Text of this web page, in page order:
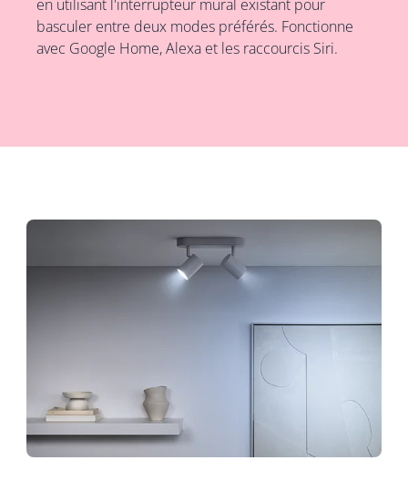
en utilisant l'interrupteur mural existant pour
basculer entre deux modes préférés. Fonctionne
avec Google Home, Alexa et les raccourcis Siri.